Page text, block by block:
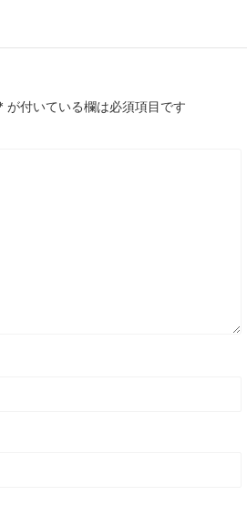
が付いている欄は必須項目です